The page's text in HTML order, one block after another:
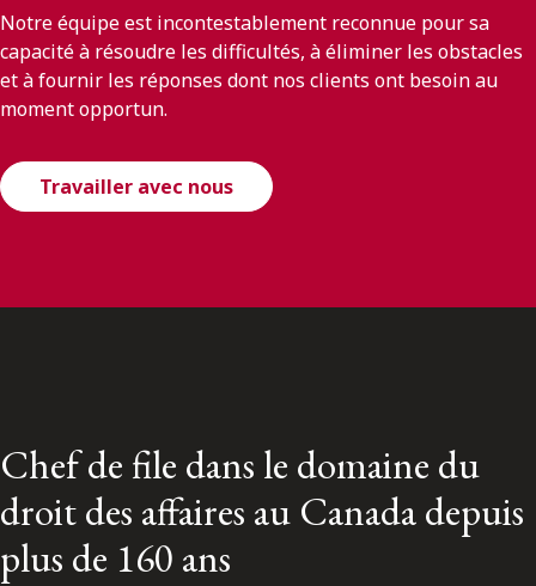
Notre équipe est incontestablement reconnue pour sa
capacité à résoudre les difficultés, à éliminer les obstacles
et à fournir les réponses dont nos clients ont besoin au
moment opportun.
Travailler avec nous
Chef de file dans le domaine du
droit des affaires au Canada depuis
plus de 160 ans